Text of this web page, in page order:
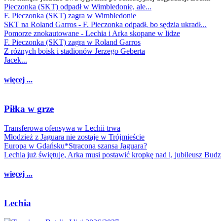
Pieczonka (SKT) odpadł w Wimbledonie, ale...
F. Pieczonka (SKT) zagra w Wimbledonie
SKT na Roland Garros - F. Pieczonka odpadł, bo sędzia ukradł...
Pomorze znokautowane - Lechia i Arka skopane w lidze
F. Pieczonka (SKT) zagra w Roland Garros
Z różnych boisk i stadionów Jerzego Geberta
Jacek...
więcej ...
Piłka w grze
Transferowa ofensywa w Lechii trwa
Młodzież z Jaguara nie zostaje w Trójmieście
Europa w Gdańsku*Stracona szansa Jaguara?
Lechia już świętuje, Arka musi postawić kropkę nad i, jubileusz
więcej ...
Lechia